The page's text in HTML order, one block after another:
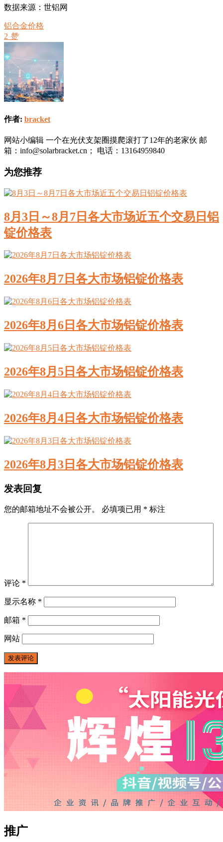
数据来源：世铝网
铝合金价格
2 赞
作者: bracket
网站小编辑 一个在光伏支架圈摸爬滚打了12年的老家伙 邮
箱：info@solarbracket.cn； 电话：13164959840
为您推荐
8月3日～8月7日各大市场近五个交易日铝
锭价格表
2026年8月7日各大市场铝锭价格表
2026年8月6日各大市场铝锭价格表
2026年8月5日各大市场铝锭价格表
2026年8月4日各大市场铝锭价格表
2026年8月3日各大市场铝锭价格表
发表回复
您的邮箱地址不会被公开。 必填项已用 * 标注
评论 *
显示名称 *
邮箱 *
网站
推广